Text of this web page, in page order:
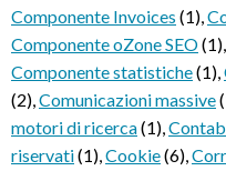
Componente Invoices (1),
Componente oZone SEO(1),
Componente statistiche(1),
(2),Comunicazioni massive
motori di ricerca(1),
riservati(1),Cookie(6),